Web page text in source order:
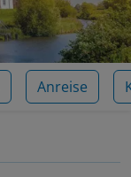
Anreise